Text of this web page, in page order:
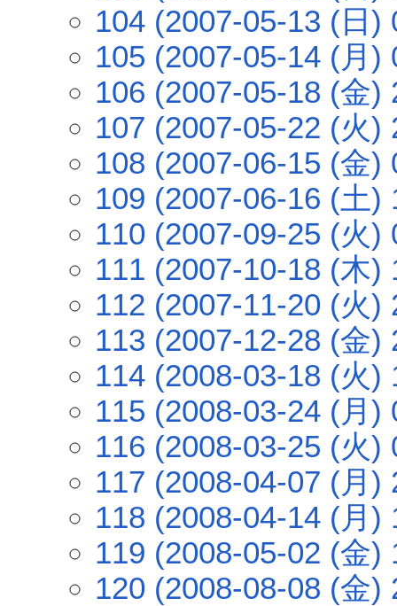
104 (2007-05-13 (日)
105 (2007-05-14 (月)
106 (2007-05-18 (金)
107 (2007-05-22 (火)
108 (2007-06-15 (金)
109 (2007-06-16 (土)
110 (2007-09-25 (火)
111 (2007-10-18 (木)
112 (2007-11-20 (火)
113 (2007-12-28 (金)
114 (2008-03-18 (火)
115 (2008-03-24 (月)
116 (2008-03-25 (火)
117 (2008-04-07 (月)
118 (2008-04-14 (月)
119 (2008-05-02 (金)
120 (2008-08-08 (金)